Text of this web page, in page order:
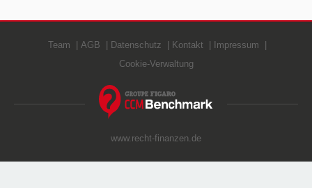
Team AGB Datenschutz Kontakt
Impressum
Cookie-Verwaltung
www.recht-finanzen.de